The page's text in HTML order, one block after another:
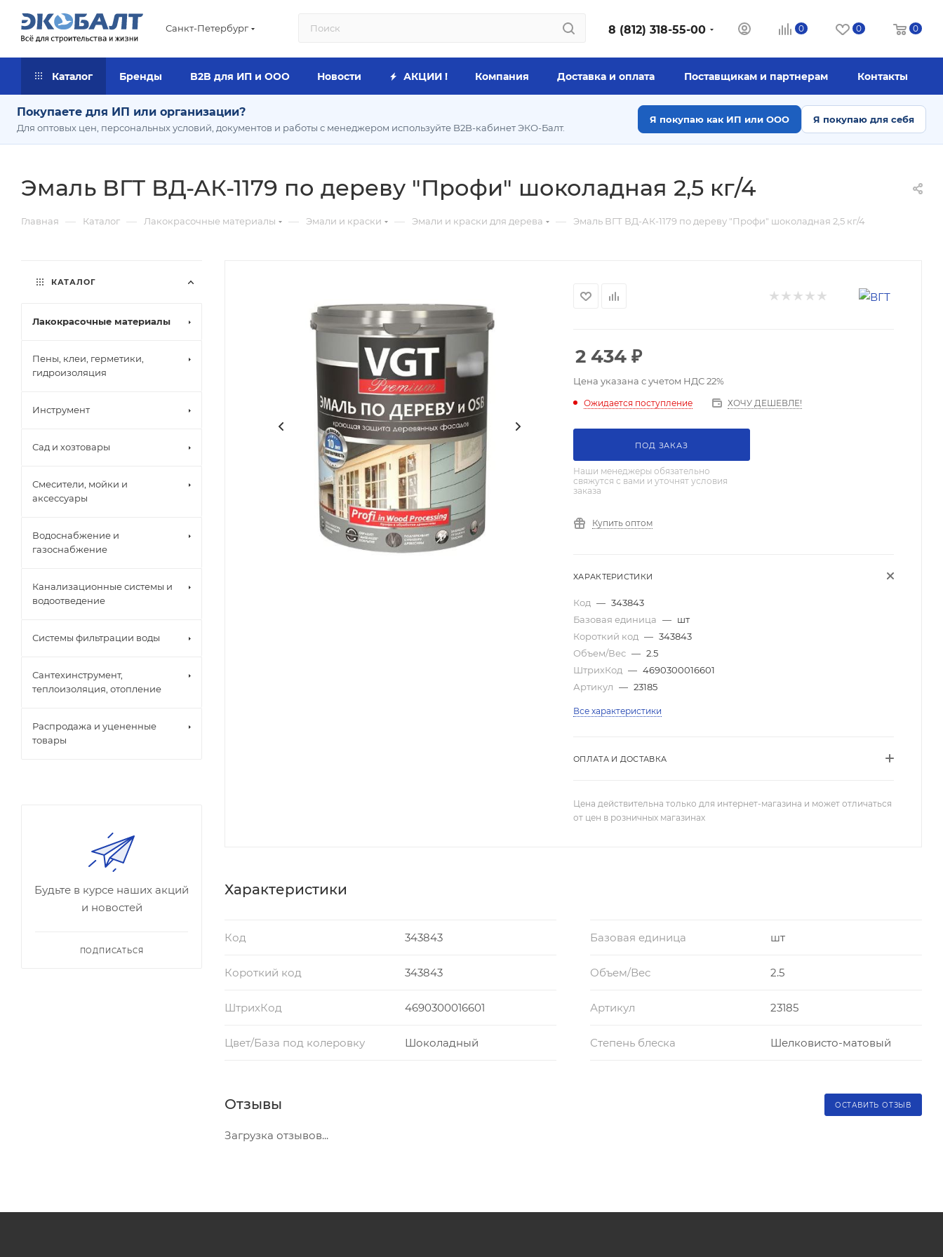
Санкт-Петербург 8 (812) 318-55-00 0 0 0
Каталог Бренды B2B для ИП и ООО Новости АКЦИИ ! Компания Доставка и оплата Поставщикам и партнерам Контакты
Покупаете для ИП или организации?
Для оптовых цен, персональных условий, документов и работы с менеджером используйте B2B-кабинет ЭКО-Балт.
Я покупаю как ИП или ООО Я покупаю для себя
Эмаль ВГТ ВД-АК-1179 по дереву "Профи" шоколадная 2,5 кг/4
Главная — Каталог — Лакокрасочные материалы — Эмали и краски — Эмали и краски для дерева — Эмаль ВГТ ВД-АК-1179 по дереву "Профи" шоколадная 2,5 кг/4
2 434 ₽
Цена указана с учетом НДС 22%
Ожидается поступление ХОЧУ ДЕШЕВЛЕ!
ПОД ЗАКАЗ
Наши менеджеры обязательно
свяжутся с вами и уточнят условия
заказа
Купить оптом
ХАРАКТЕРИСТИКИ
Код — 343843
Базовая единица — шт
Короткий код — 343843
Объем/Вес — 2.5
ШтрихКод — 4690300016601
Артикул — 23185
Все характеристики
ОПЛАТА И ДОСТАВКА
Цена действительна только для интернет-магазина и может отличаться
от цен в розничных магазинах
Характеристики
Код 343843 Базовая единица шт
Короткий код 343843 Объем/Вес 2.5
ШтрихКод 4690300016601 Артикул 23185
Цвет/База под колеровку Шоколадный Степень блеска Шелковисто-матовый
Отзывы ОСТАВИТЬ ОТЗЫВ
Загрузка отзывов...
КАТАЛОГ
Лакокрасочные материалы
Пены, клеи, герметики,
гидроизоляция
Инструмент
Сад и хозтовары
Смесители, мойки и
аксессуары
Водоснабжение и
газоснабжение
Канализационные системы и
водоотведение
Системы фильтрации воды
Сантехинструмент,
теплоизоляция, отопление
Распродажа и уцененные
товары
Будьте в курсе наших акций
и новостей
ПОДПИСАТЬСЯ